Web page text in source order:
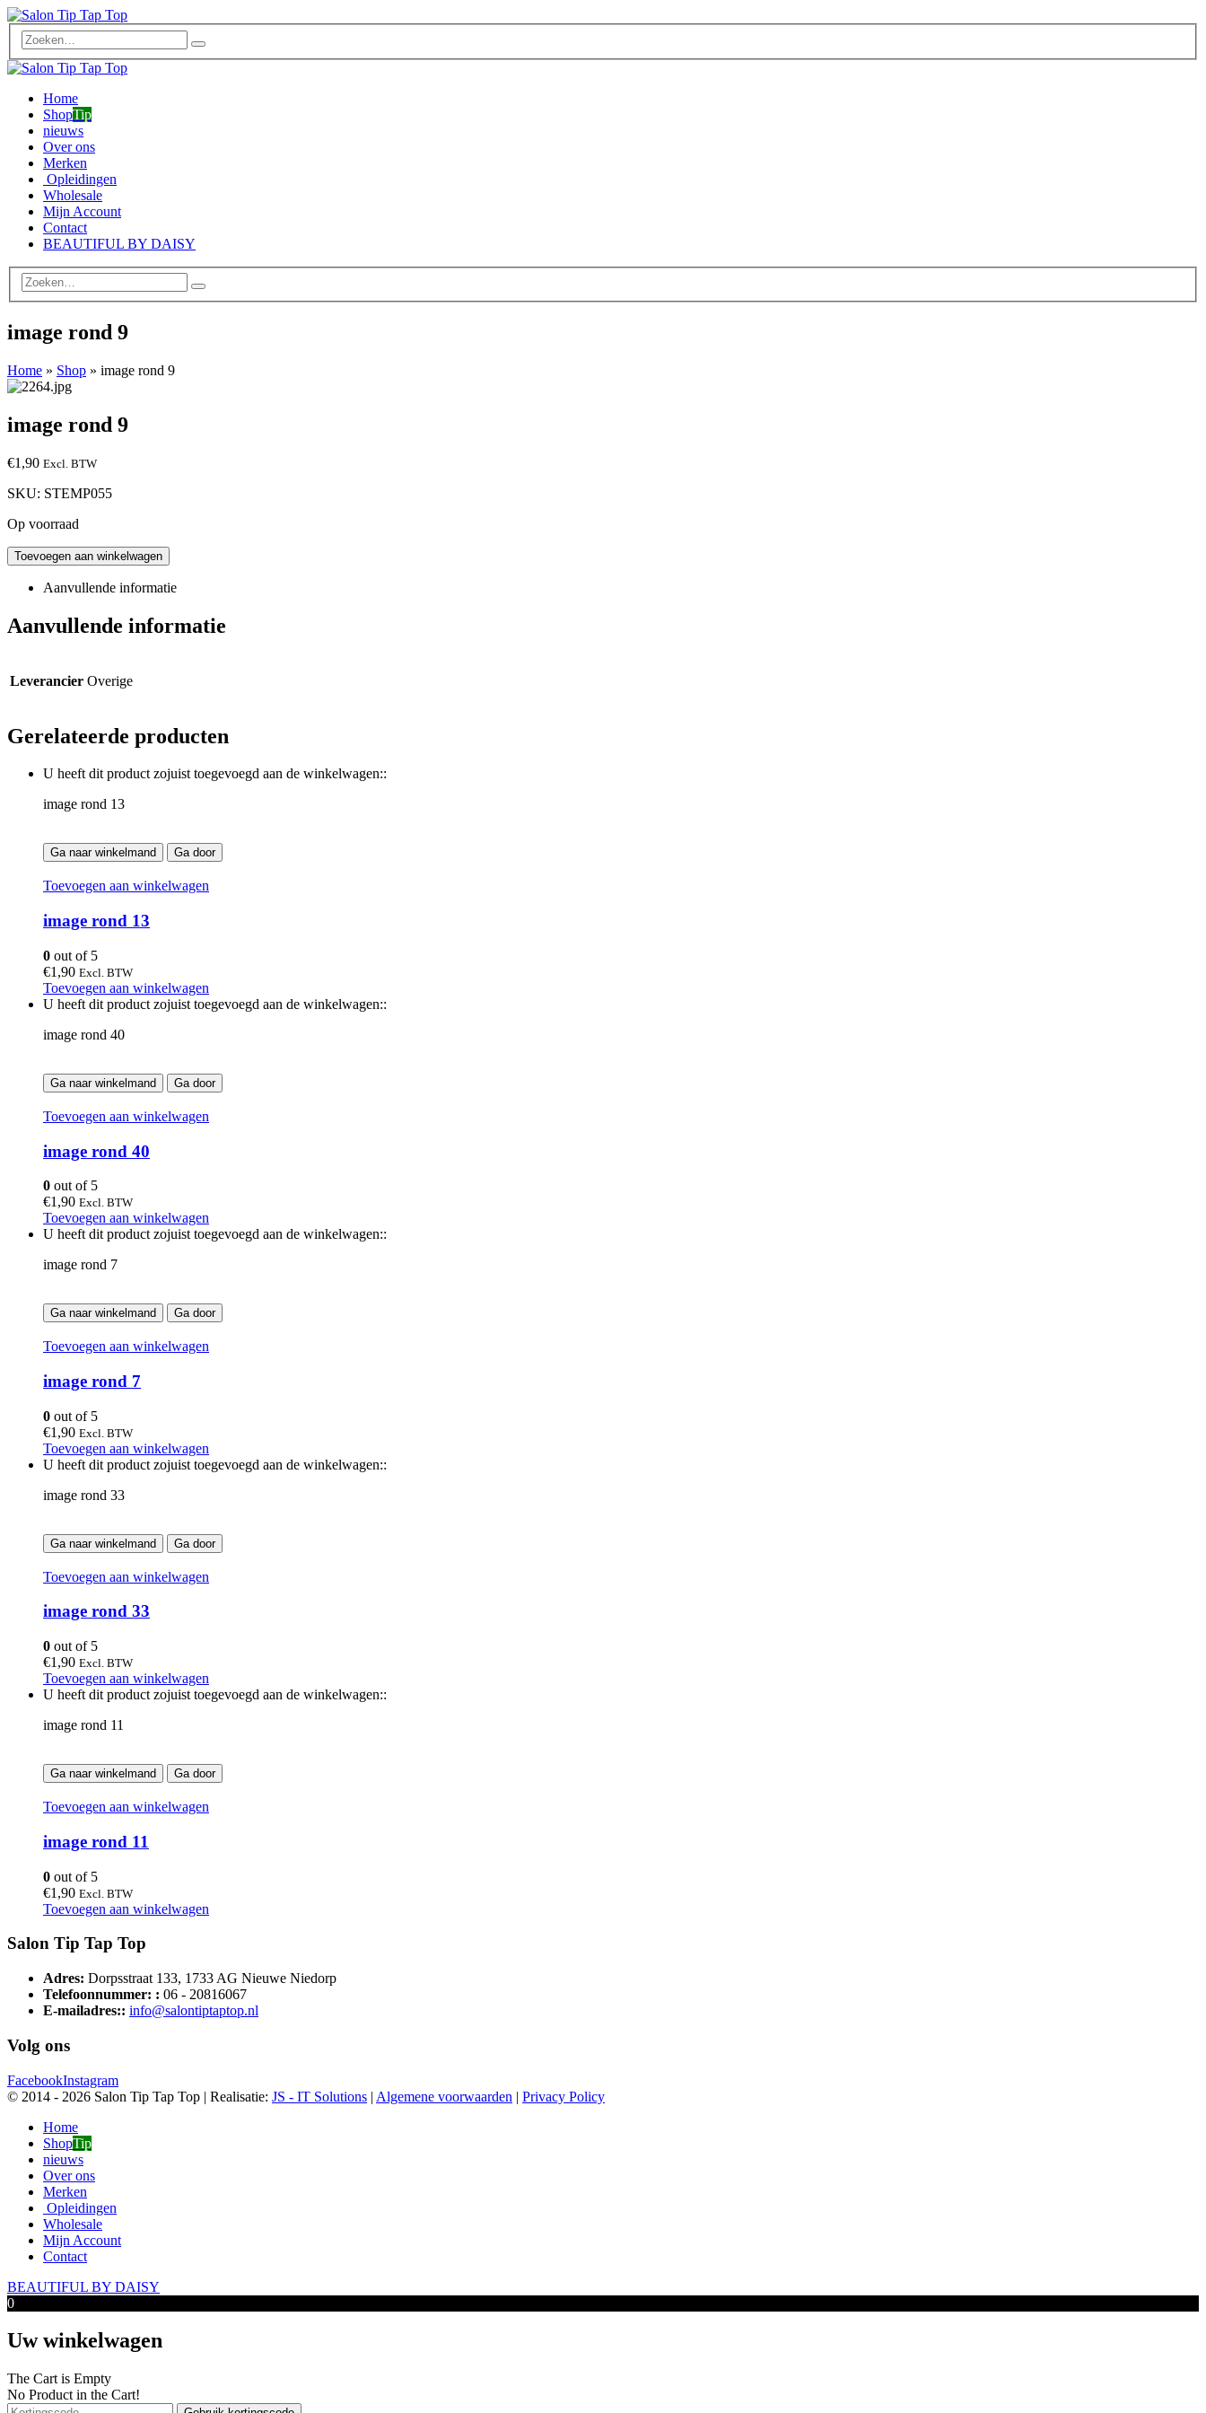
Home
ShopTip
nieuws
Over ons
Merken
Opleidingen
Wholesale
Mijn Account
Contact
BEAUTIFUL BY DAISY
image rond 9
Home » Shop » image rond 9
image rond 9
€1,90 Excl. BTW
SKU: STEMP055
Op voorraad
Toevoegen aan winkelwagen
Aanvullende informatie
Aanvullende informatie
Leverancier Overige
Gerelateerde producten
U heeft dit product zojuist toegevoegd aan de winkelwagen::
image rond 13
Ga naar winkelmand Ga door
Toevoegen aan winkelwagen
image rond 13
0 out of 5
€1,90 Excl. BTW
Toevoegen aan winkelwagen
U heeft dit product zojuist toegevoegd aan de winkelwagen::
image rond 40
Ga naar winkelmand Ga door
Toevoegen aan winkelwagen
image rond 40
0 out of 5
€1,90 Excl. BTW
Toevoegen aan winkelwagen
U heeft dit product zojuist toegevoegd aan de winkelwagen::
image rond 7
Ga naar winkelmand Ga door
Toevoegen aan winkelwagen
image rond 7
0 out of 5
€1,90 Excl. BTW
Toevoegen aan winkelwagen
U heeft dit product zojuist toegevoegd aan de winkelwagen::
image rond 33
Ga naar winkelmand Ga door
Toevoegen aan winkelwagen
image rond 33
0 out of 5
€1,90 Excl. BTW
Toevoegen aan winkelwagen
U heeft dit product zojuist toegevoegd aan de winkelwagen::
image rond 11
Ga naar winkelmand Ga door
Toevoegen aan winkelwagen
image rond 11
0 out of 5
€1,90 Excl. BTW
Toevoegen aan winkelwagen
Salon Tip Tap Top
Adres: Dorpsstraat 133, 1733 AG Nieuwe Niedorp
Telefoonnummer: : 06 - 20816067
E-mailadres:: info@salontiptaptop.nl
Volg ons
FacebookInstagram
© 2014 - 2026 Salon Tip Tap Top | Realisatie: JS - IT Solutions | Algemene voorwaarden | Privacy Policy
Home
ShopTip
nieuws
Over ons
Merken
Opleidingen
Wholesale
Mijn Account
Contact
BEAUTIFUL BY DAISY
0
Uw winkelwagen
The Cart is Empty
No Product in the Cart!